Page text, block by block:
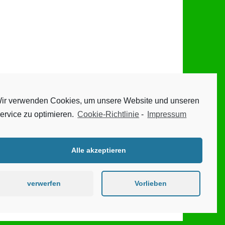
verwenden Cookies, um unsere Website und unseren
zu optimieren. Cookie-Richtlinie - Impressum
Alle akzeptieren
verwerfen Vorlieben